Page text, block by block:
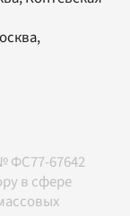
,
ФС77-67642
в сфере